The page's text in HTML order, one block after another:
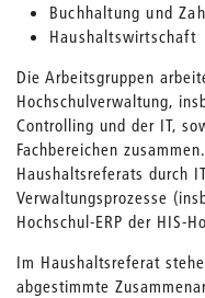
Buchhaltung und
Haushaltswirtschaft
Die Arbeitsgruppen
Hochschulverwaltung,
Controlling und der IT,
Fachbereichen
Haushaltsreferats durch
Verwaltungsprozesse
Hochschul-ERP der HIS-
Im Haushaltsreferat
abgestimmte